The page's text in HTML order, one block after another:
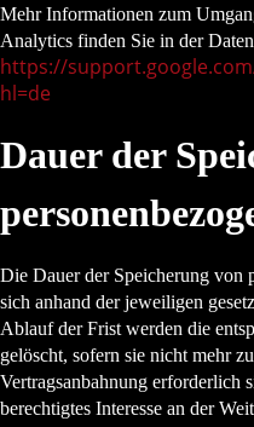
Mehr Informationen zum
Analytics finden Sie in der
https://
hl=de
Dauer der
Die Dauer der Speicherung von
sich anhand der jeweiligen
Ablauf der Frist werden die
gelöscht, sofern sie nicht mehr
Vertragsanbahnung erforderlich
berechtigtes Interesse an der